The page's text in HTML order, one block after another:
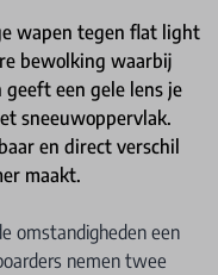
wapen tegen flat light
bewolking waarbij
een gele lens je
sneeuwoppervlak.
en direct verschil
maakt.
omstandigheden een
nemen twee